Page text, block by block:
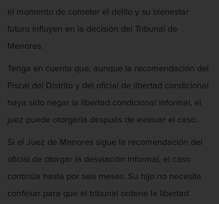
el momento de cometer el delito y su bienestar
futuro influyen en la decisión del Tribunal de
Menores.
Tenga en cuenta que, aunque la recomendación del
Fiscal del Distrito y del oficial de libertad condicional
haya sido negar la libertad condicional informal, el
juez puede otorgarla después de evaluar el caso.
Si el Juez de Menores sigue la recomendación del
oficial de otorgar la desviación informal, el caso
continúa hasta por seis meses. Su hijo no necesita
confesar para que el tribunal ordene la libertad
Asalto Contra Un Funcionario Público
Audiencia Administrativa del DMV
Audiencias de Detención